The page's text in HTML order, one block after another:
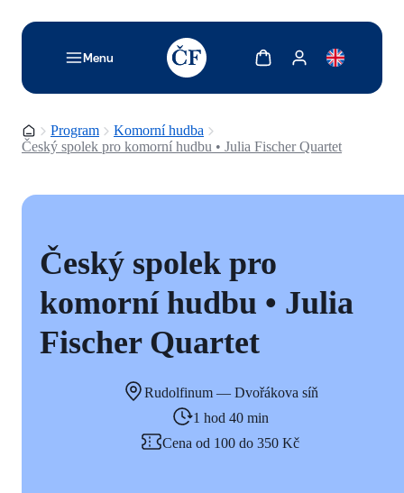
Menu
TODO: Add description for reader
Zobrazit košíkZobrazit můj účet
Domovská stránka
Program
Komorní hudba
Český spolek pro komorní hudbu • Julia Fischer Quartet
Český spolek pro
komorní hudbu • Julia
Fischer Quartet
Rudolfinum — Dvořákova síň
1 hod 40 min
Cena od 100 do 350 Kč